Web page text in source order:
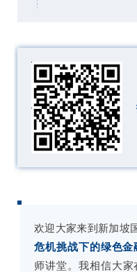
欢迎大家来到新加坡
危机挑战下的绿色金
师讲堂。我相信大